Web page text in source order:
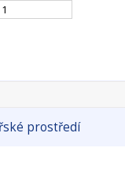
1
prostředí